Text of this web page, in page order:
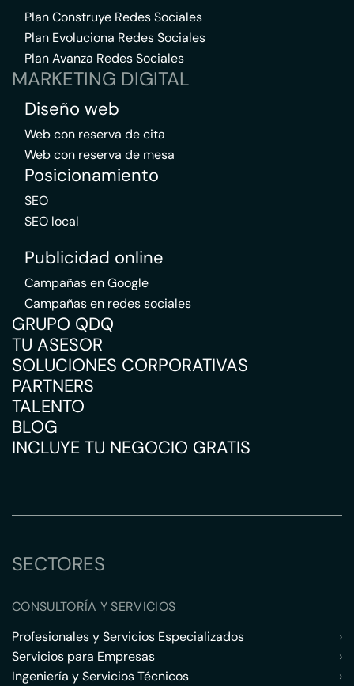
Plan Construye Redes Sociales
Plan Evoluciona Redes Sociales
Plan Avanza Redes Sociales
MARKETING DIGITAL
Diseño web
Web con reserva de cita
Web con reserva de mesa
Posicionamiento
SEO
SEO local
Publicidad online
Campañas en Google
Campañas en redes sociales
GRUPO QDQ
TU ASESOR
SOLUCIONES CORPORATIVAS
PARTNERS
TALENTO
BLOG
INCLUYE TU NEGOCIO GRATIS
SECTORES
CONSULTORÍA Y SERVICIOS
Profesionales y Servicios Especializados
›
Servicios para Empresas
›
Ingeniería y Servicios Técnicos
›